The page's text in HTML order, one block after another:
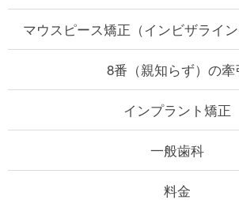
マウスピース矯正 （インビザライ
8番（親知らず）の牽
インプラント矯正
一般歯科
料金